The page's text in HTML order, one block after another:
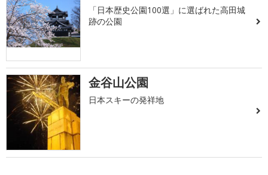
「日本歴史公園100選」に選ばれた高田城
跡の公園
金谷山公園
日本スキーの発祥地